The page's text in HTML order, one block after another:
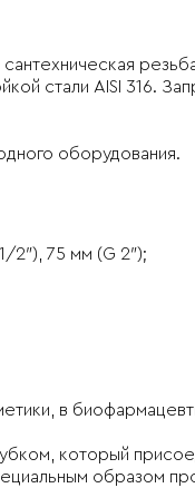
стали AISI 316.
оборудования.
2″), 75 мм (G 2″);
в
который
образом